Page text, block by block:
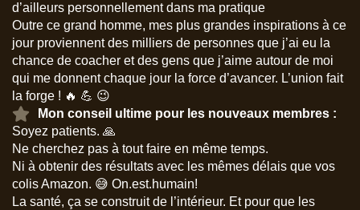
d’ailleurs personnellement dans ma pratique
Outre ce grand homme, mes plus grandes inspirations à ce
jour proviennent des milliers de personnes que j’ai eu la
chance de coacher et des gens que j’aime autour de moi
qui me donnent chaque jour la force d’avancer. L’union fait
la forge ! 🔥 💪 😉
Mon conseil ultime pour les nouveaux membres :
Soyez patients. 🙏
Ne cherchez pas à tout faire en même temps.
Ni à obtenir des résultats avec les mêmes délais que vos
colis Amazon. 😅 On.est.humain!
La santé, ça se construit de l’intérieur. Et pour que les